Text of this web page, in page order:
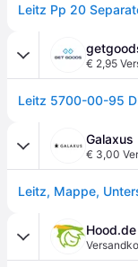
€ 2,95
Leitz 5700-00-95
Galaxus
€ 3,00
Leitz, Mappe,
Hood.de